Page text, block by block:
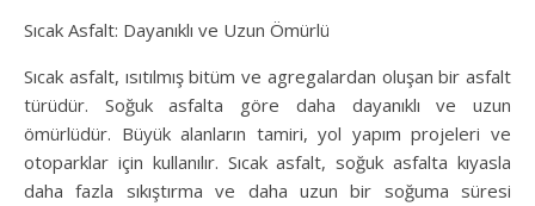
Sıcak Asfalt: Dayanıklı ve Uzun Ömürlü
Sıcak asfalt, ısıtılmış bitüm ve agregalardan oluşan bir asfalt
türüdür. Soğuk asfalta göre daha dayanıklı ve uzun
ömürlüdür. Büyük alanların tamiri, yol yapım projeleri ve
otoparklar için kullanılır. Sıcak asfalt, soğuk asfalta kıyasla
daha fazla sıkıştırma ve daha uzun bir soğuma süresi